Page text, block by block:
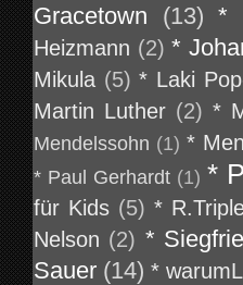
Gracetown (13) *
Heizmann (2) *
Mikula (5) * Laki
Martin Luther (2) *
Mendelssohn (1) *
* Paul Gerhardt (1) *
für Kids (5) *
Nelson (2) *
Sauer (14) *